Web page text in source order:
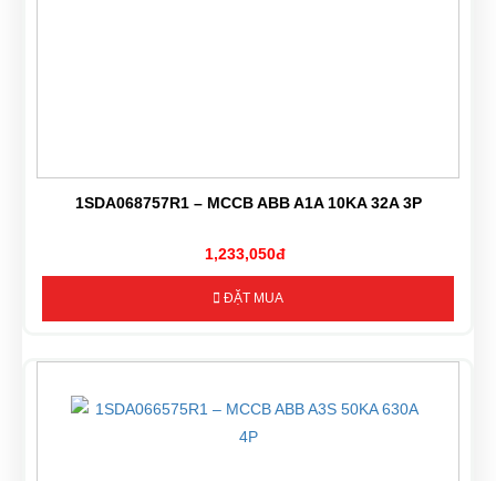
1SDA068757R1 – MCCB ABB A1A 10KA 32A 3P
1,233,050đ
ĐẶT MUA